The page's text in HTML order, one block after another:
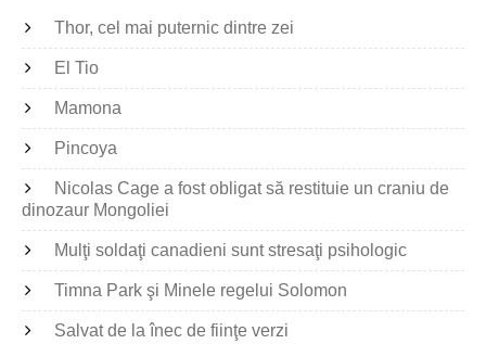
Thor, cel mai puternic dintre zei
El Tio
Mamona
Pincoya
Nicolas Cage a fost obligat să restituie un craniu de
dinozaur Mongoliei
Mulţi soldaţi canadieni sunt stresaţi psihologic
Timna Park şi Minele regelui Solomon
Salvat de la înec de fiinţe verzi